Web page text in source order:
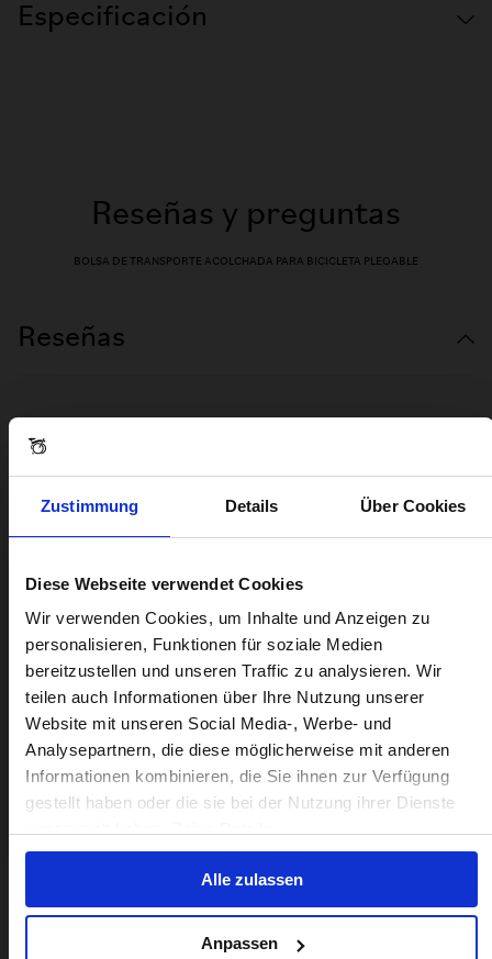
Zustimmung Details Über Cookies
Diese Webseite verwendet Cookies
Wir verwenden Cookies, um Inhalte und Anzeigen zu
personalisieren, Funktionen für soziale Medien
bereitzustellen und unseren Traffic zu analysieren. Wir
teilen auch Informationen über Ihre Nutzung unserer
Website mit unseren Social Media-, Werbe- und
Analysepartnern, die diese möglicherweise mit anderen
Informationen kombinieren, die Sie ihnen zur Verfügung
gestellt haben oder die sie bei der Nutzung ihrer Dienste
Alle zulassen
Anpassen
Especificación
Reseñas y preguntas
BOLSA DE TRANSPORTE ACOLCHADA PARA BICICLETA PLEGABLE
Reseñas
Visiting from the United States?
For a better experience, please visit our:
US website
No, stay here